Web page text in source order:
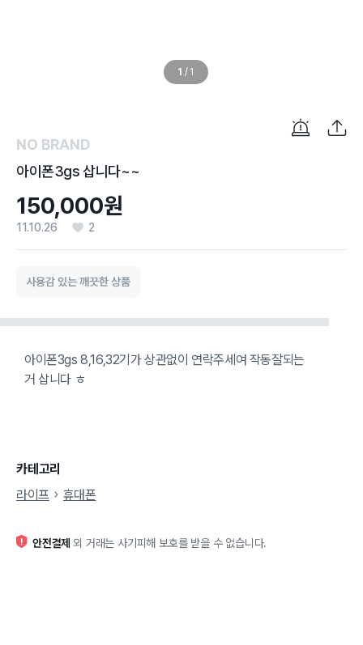
1 / 1
NO BRAND
아이폰3gs 삽니다~~
150,000원
11.10.26 2
사용감 있는 깨끗한 상품
아이폰3gs 8,16,32기가 상관없이 연락주세여 작동잘되는
거 삽니다 ㅎ
카테고리
라이프
휴대폰
안전결제 외 거래는 사기피해 보호를 받을 수 없습니다.